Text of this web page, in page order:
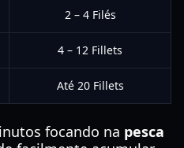
2 – 4 Filés
4 – 12 Fillets
Até 20 Fillets
focando na pesca